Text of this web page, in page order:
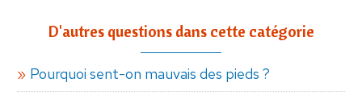
D'autres questions dans cette catégorie
Pourquoi sent-on mauvais des pieds ?